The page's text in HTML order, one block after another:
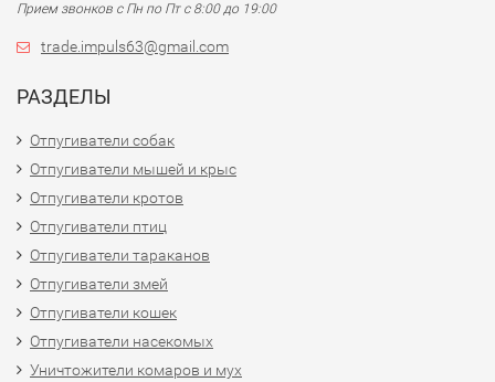
Прием звонков с Пн по Пт с 8:00 до 19:00
trade.impuls63@gmail.com
РАЗДЕЛЫ
Отпугиватели собак
Отпугиватели мышей и крыс
Отпугиватели кротов
Отпугиватели птиц
Отпугиватели тараканов
Отпугиватели змей
Отпугиватели кошек
Отпугиватели насекомых
Уничтожители комаров и мух